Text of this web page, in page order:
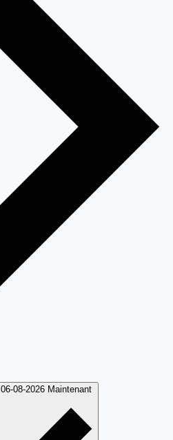
06-08-2026 Maintenant